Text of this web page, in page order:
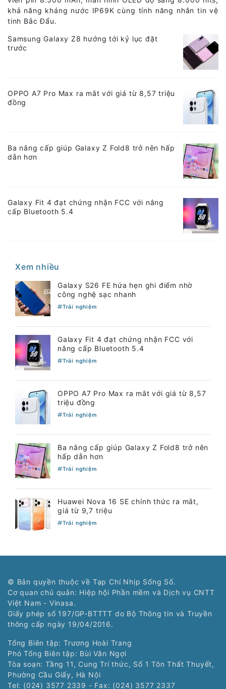
khả năng kháng nước IP69K cùng tính năng nhắn tin vệ
tinh Bắc Đẩu.
Samsung Galaxy Z8 hướng tới kỷ lục đặt
trước
OPPO A7 Pro Max ra mắt với giá từ 8,57 triệu
đồng
Ba nâng cấp giúp Galaxy Z Fold8 trở nên hấp
dẫn hơn
Galaxy Fit 4 đạt chứng nhận FCC với nâng
cấp Bluetooth 5.4
Xem nhiều
Galaxy S26 FE hứa hẹn ghi điểm nhờ
công nghệ sạc nhanh
Trải nghiệm
Galaxy Fit 4 đạt chứng nhận FCC với
nâng cấp Bluetooth 5.4
Trải nghiệm
OPPO A7 Pro Max ra mắt với giá từ 8,57
triệu đồng
Trải nghiệm
Ba nâng cấp giúp Galaxy Z Fold8 trở nên
hấp dẫn hơn
Trải nghiệm
Huawei Nova 16 SE chính thức ra mắt,
giá từ 9,7 triệu
Trải nghiệm
© Bản quyền thuộc về Tạp Chí Nhịp Sống Số.
Cơ quan chủ quản: Hiệp hội Phần mềm và Dịch vụ CNTT
Việt Nam - Vinasa.
Giấy phép số 197/GP-BTTTT do Bộ Thông tin và Truyền
thông cấp ngày 19/04/2016.
Tổng Biên tập: Trương Hoài Trang
Phó Tổng Biên tập: Bùi Văn Ngợi
Tòa soạn: Tầng 11, Cung Trí thức, Số 1 Tôn Thất Thuyết,
Phường Cầu Giấy, Hà Nội
Tel: (024) 3577 2339 - Fax: (024) 3577 2337